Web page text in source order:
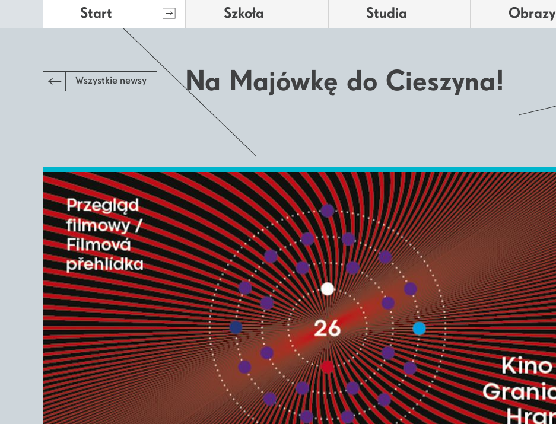
Start Szkoła Studia Obrazy
Na Majówkę do Cieszyna!
Wszystkie newsy